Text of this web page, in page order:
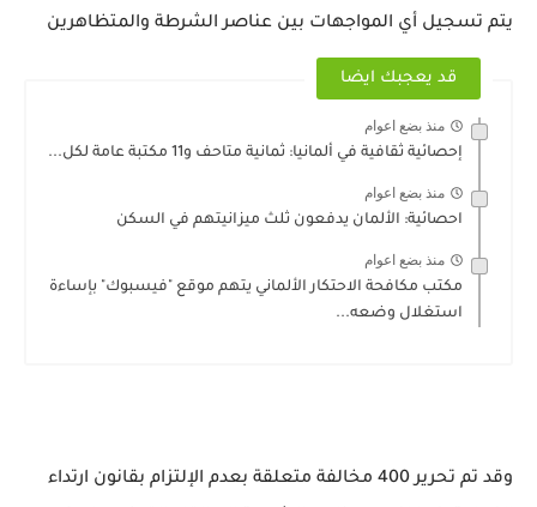
يتم تسجيل أي المواجهات بين عناصر الشرطة والمتظاهرين
قد يعجبك ايضا
منذ بضع اعوام
إحصائية ثقافية في ألمانيا: ثمانية متاحف و11 مكتبة عامة لكل...
منذ بضع اعوام
احصائية: الألمان يدفعون ثلث ميزانيتهم في السكن
منذ بضع اعوام
مكتب مكافحة الاحتكار الألماني يتهم موقع "فيسبوك" بإساءة
استغلال وضعه...
وقد تم تحرير 400 مخالفة متعلقة بعدم الإلتزام بقانون ارتداء